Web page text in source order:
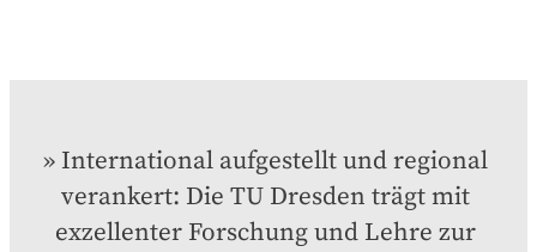
International aufgestellt und regional
verankert: Die TU Dresden trägt mit
exzellenter Forschung und Lehre zur